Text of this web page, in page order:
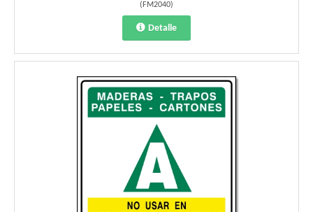
( FM2040)
Detalle